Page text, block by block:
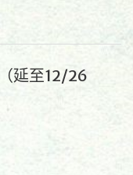
延至12/26